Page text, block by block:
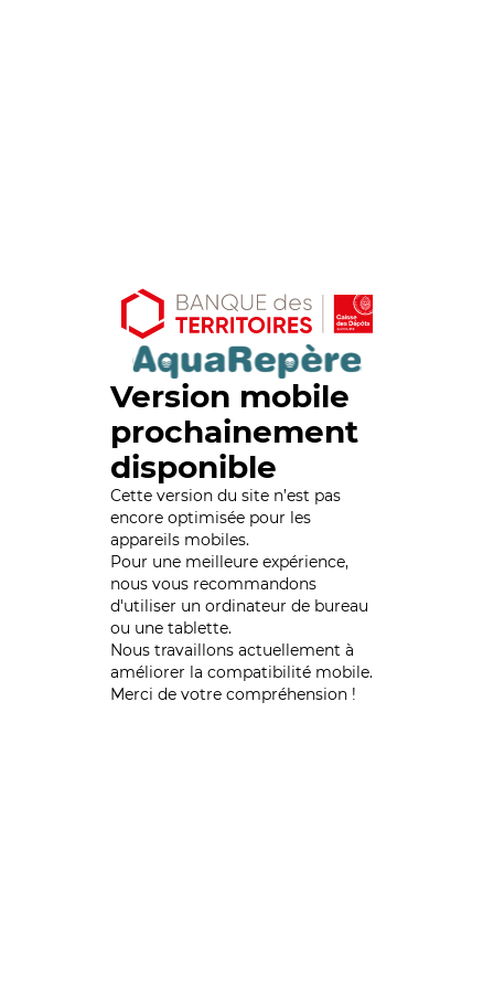
Version mobile
prochainement
disponible
Cette version du site n’est pas
encore optimisée pour les
appareils mobiles.
Pour une meilleure expérience,
nous vous recommandons
d'utiliser un ordinateur de bureau
ou une tablette.
Nous travaillons actuellement à
améliorer la compatibilité mobile.
Merci de votre compréhension !